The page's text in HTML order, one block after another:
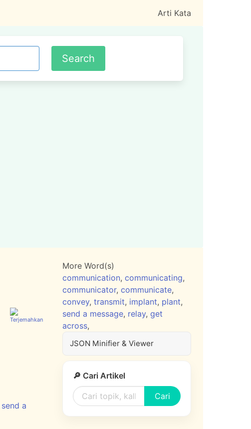
Arti Kata
send a
More Word(s)
communication, communicating,
communicator, communicate,
convey, transmit, implant, plant,
send a message, relay, get
across,
JSON Minifier & Viewer
🔎 Cari Artikel
Cari